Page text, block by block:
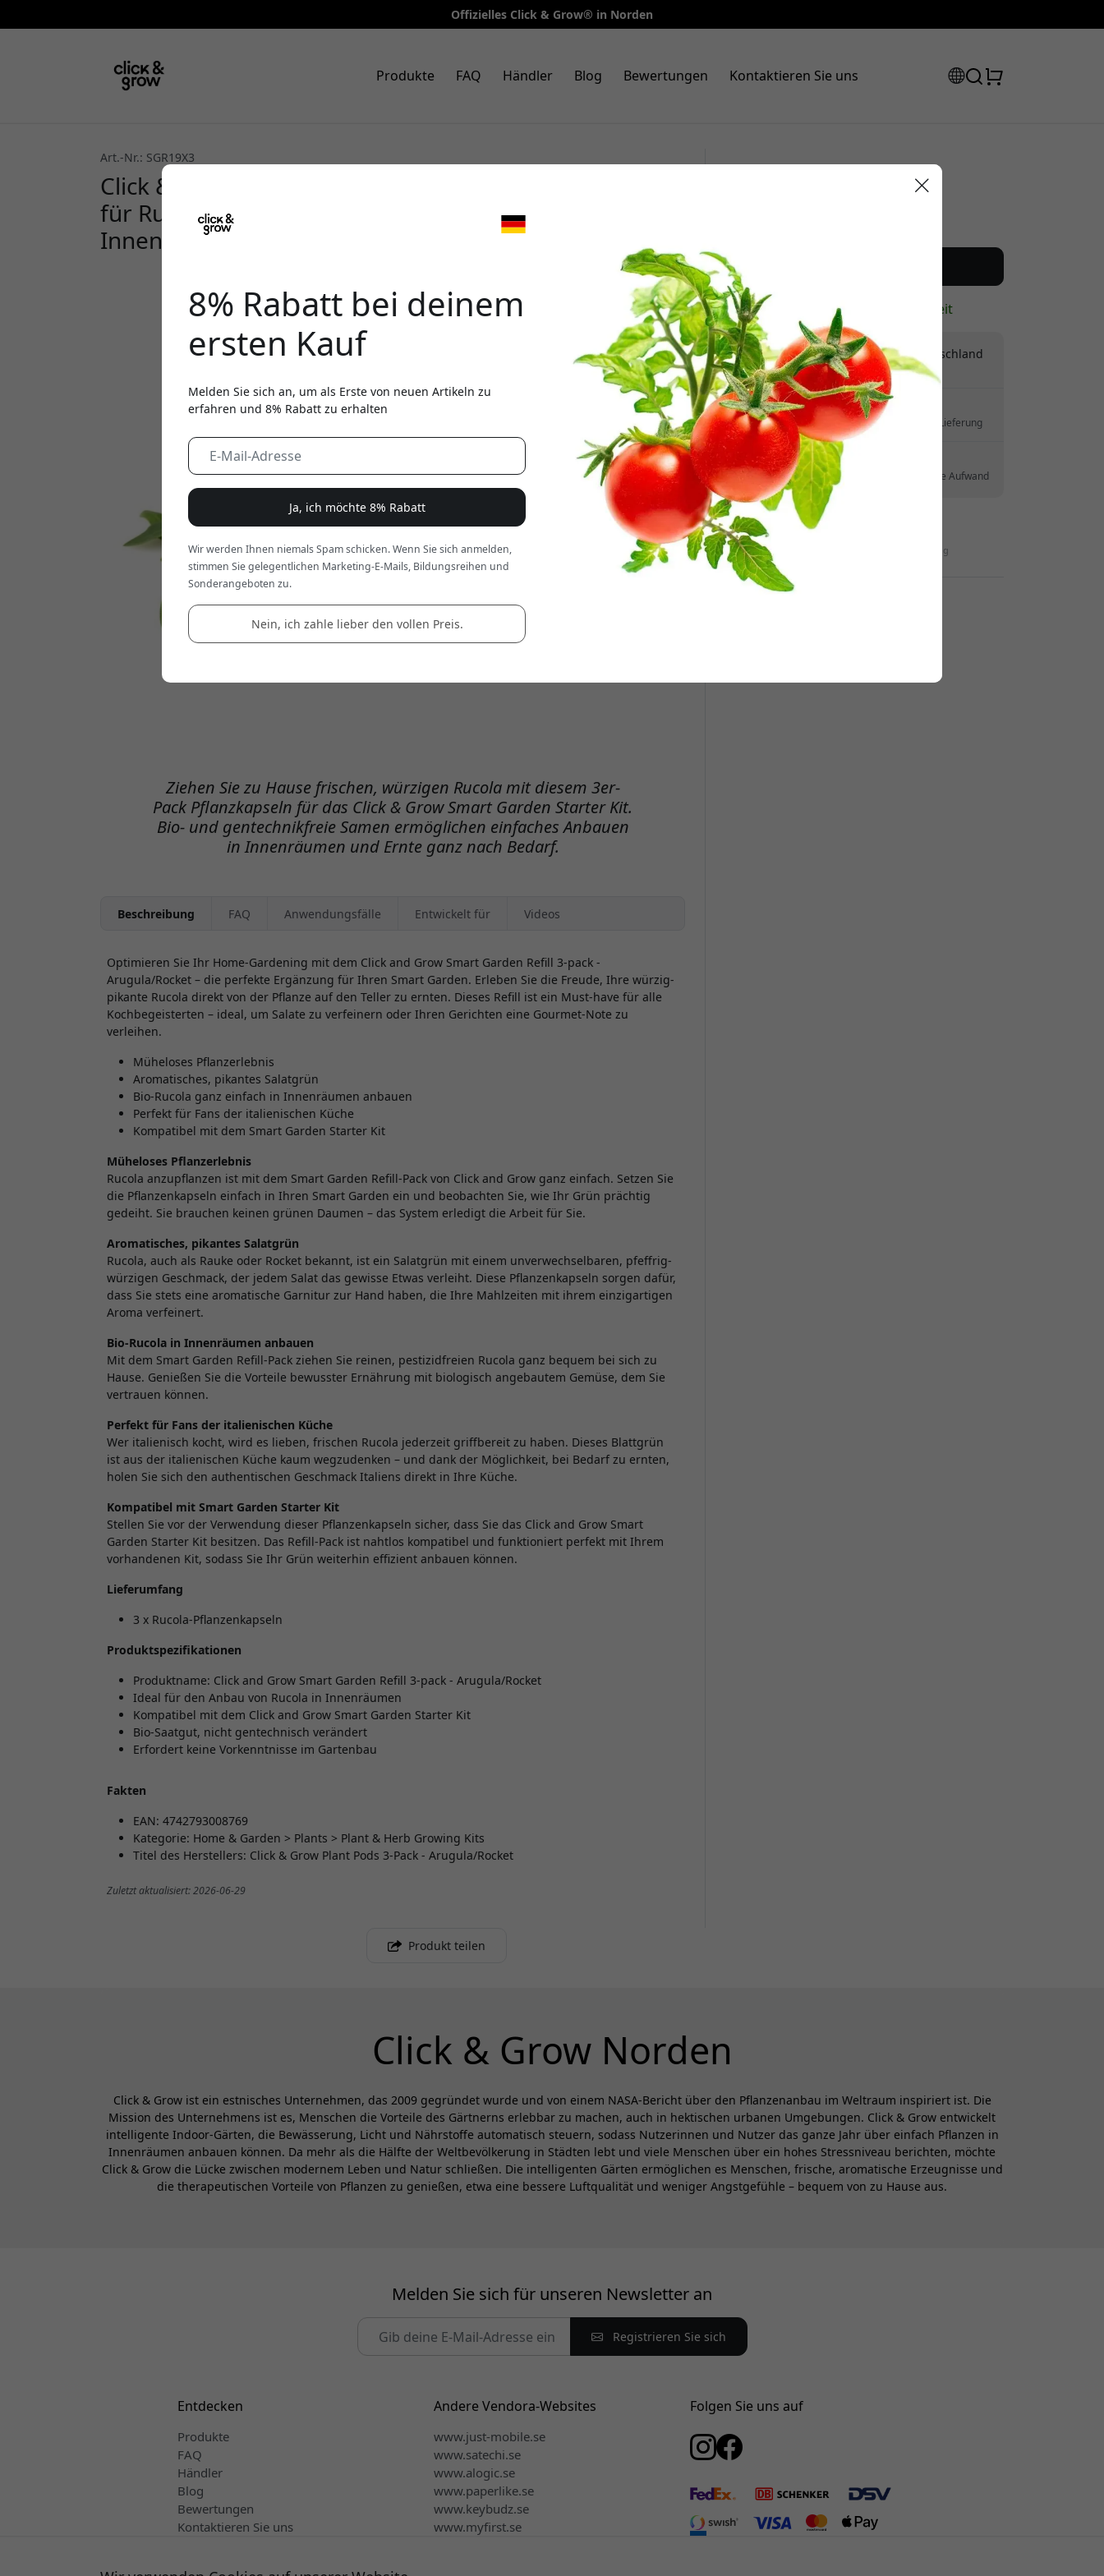
Offizielles Click & Grow® in Norden
Produkte FAQ Händler Blog Bewertungen Kontaktieren Sie uns
Art.-Nr.: SGR19X3
Click & Grow Smart Garden Pflanzkapseln im 3er-Pack
für Rucola für das Smart Garden Starter Kit für den
Innenbereich
Ziehen Sie zu Hause frischen, würzigen Rucola mit diesem 3er-
Pack Pflanzkapseln für das Click & Grow Smart Garden Starter Kit.
Bio- und gentechnikfreie Samen ermöglichen einfaches Anbauen
in Innenräumen und Ernte ganz nach Bedarf.
Beschreibung FAQ Anwendungsfälle Entwickelt für Videos
Optimieren Sie Ihr Home-Gardening mit dem Click and Grow Smart Garden Refill 3-pack -
Arugula/Rocket – die perfekte Ergänzung für Ihren Smart Garden. Erleben Sie die Freude, Ihre würzig-
pikante Rucola direkt von der Pflanze auf den Teller zu ernten. Dieses Refill ist ein Must-have für alle
Kochbegeisterten – ideal, um Salate zu verfeinern oder Ihren Gerichten eine Gourmet-Note zu
verleihen.
Müheloses Pflanzerlebnis
Aromatisches, pikantes Salatgrün
Bio-Rucola ganz einfach in Innenräumen anbauen
Perfekt für Fans der italienischen Küche
Kompatibel mit dem Smart Garden Starter Kit
Müheloses Pflanzerlebnis
Rucola anzupflanzen ist mit dem Smart Garden Refill-Pack von Click and Grow ganz einfach. Setzen Sie
die Pflanzenkapseln einfach in Ihren Smart Garden ein und beobachten Sie, wie Ihr Grün prächtig
gedeiht. Sie brauchen keinen grünen Daumen – das System erledigt die Arbeit für Sie.
Aromatisches, pikantes Salatgrün
Rucola, auch als Rauke oder Rocket bekannt, ist ein Salatgrün mit einem unverwechselbaren, pfeffrig-
würzigen Geschmack, der jedem Salat das gewisse Etwas verleiht. Diese Pflanzenkapseln sorgen dafür,
dass Sie stets eine aromatische Garnitur zur Hand haben, die Ihre Mahlzeiten mit ihrem einzigartigen
Aroma verfeinert.
Bio-Rucola in Innenräumen anbauen
Mit dem Smart Garden Refill-Pack ziehen Sie reinen, pestizidfreien Rucola ganz bequem bei sich zu
Hause. Genießen Sie die Vorteile bewusster Ernährung mit biologisch angebautem Gemüse, dem Sie
vertrauen können.
Perfekt für Fans der italienischen Küche
Wer italienisch kocht, wird es lieben, frischen Rucola jederzeit griffbereit zu haben. Dieses Blattgrün
ist aus der italienischen Küche kaum wegzudenken – und dank der Möglichkeit, bei Bedarf zu ernten,
holen Sie sich den authentischen Geschmack Italiens direkt in Ihre Küche.
Kompatibel mit Smart Garden Starter Kit
Stellen Sie vor der Verwendung dieser Pflanzenkapseln sicher, dass Sie das Click and Grow Smart
Garden Starter Kit besitzen. Das Refill-Pack ist nahtlos kompatibel und funktioniert perfekt mit Ihrem
vorhandenen Kit, sodass Sie Ihr Grün weiterhin effizient anbauen können.
Lieferumfang
3 x Rucola-Pflanzenkapseln
Produktspezifikationen
Produktname: Click and Grow Smart Garden Refill 3-pack - Arugula/Rocket
Ideal für den Anbau von Rucola in Innenräumen
Kompatibel mit dem Click and Grow Smart Garden Starter Kit
Bio-Saatgut, nicht gentechnisch verändert
Erfordert keine Vorkenntnisse im Gartenbau
Fakten
EAN: 4742793008769
Kategorie: Home & Garden > Plants > Plant & Herb Growing Kits
Titel des Herstellers: Click & Grow Plant Pods 3-Pack - Arugula/Rocket
Zuletzt aktualisiert: 2026-06-29
Empfohlener Preis
Auf Lager - versandbereit
Versand 9.99 EUR in Deutschland
Keine versteckten Gebühren
Lieferung 10-12 August
Schnelle und nachverfolgbare Lieferung
30-tägiges Rückgaberecht
Einfache Rücksendung - ganz ohne Aufwand
Sichere Zahlungen mit Verschlüsselung
Produkt teilen
Click & Grow Norden
Click & Grow ist ein estnisches Unternehmen, das 2009 gegründet wurde und von einem NASA-Bericht über den Pflanzenanbau im Weltraum inspiriert ist. Die
Mission des Unternehmens ist es, Menschen die Vorteile des Gärtnerns erlebbar zu machen, auch in hektischen urbanen Umgebungen. Click & Grow entwickelt
intelligente Indoor-Gärten, die Bewässerung, Licht und Nährstoffe automatisch steuern, sodass Nutzerinnen und Nutzer das ganze Jahr über einfach Pflanzen in
Innenräumen anbauen können. Da mehr als die Hälfte der Weltbevölkerung in Städten lebt und viele Menschen über ein hohes Stressniveau berichten, möchte
Click & Grow die Lücke zwischen modernem Leben und Natur schließen. Die intelligenten Gärten ermöglichen es Menschen, frische, aromatische Erzeugnisse und
die therapeutischen Vorteile von Pflanzen zu genießen, etwa eine bessere Luftqualität und weniger Angstgefühle – bequem von zu Hause aus.
Melden Sie sich für unseren Newsletter an
Registrieren Sie sich
Entdecken
Produkte
FAQ
Händler
Blog
Bewertungen
Kontaktieren Sie uns
Andere Vendora-Websites
www.just-mobile.se
www.satechi.se
www.alogic.se
www.paperlike.se
www.keybudz.se
www.myfirst.se
Folgen Sie uns auf
8% Rabatt bei deinem
ersten Kauf
Melden Sie sich an, um als Erste von neuen Artikeln zu
erfahren und 8% Rabatt zu erhalten
Ja, ich möchte 8% Rabatt
Wir werden Ihnen niemals Spam schicken. Wenn Sie sich anmelden,
stimmen Sie gelegentlichen Marketing-E-Mails, Bildungsreihen und
Sonderangeboten zu.
Nein, ich zahle lieber den vollen Preis.
Verwende diesen Code an der Kasse, um 8% Rabatt zu
erhalten.